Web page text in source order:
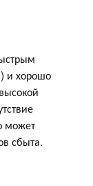
и хорошо
может
сбыта.